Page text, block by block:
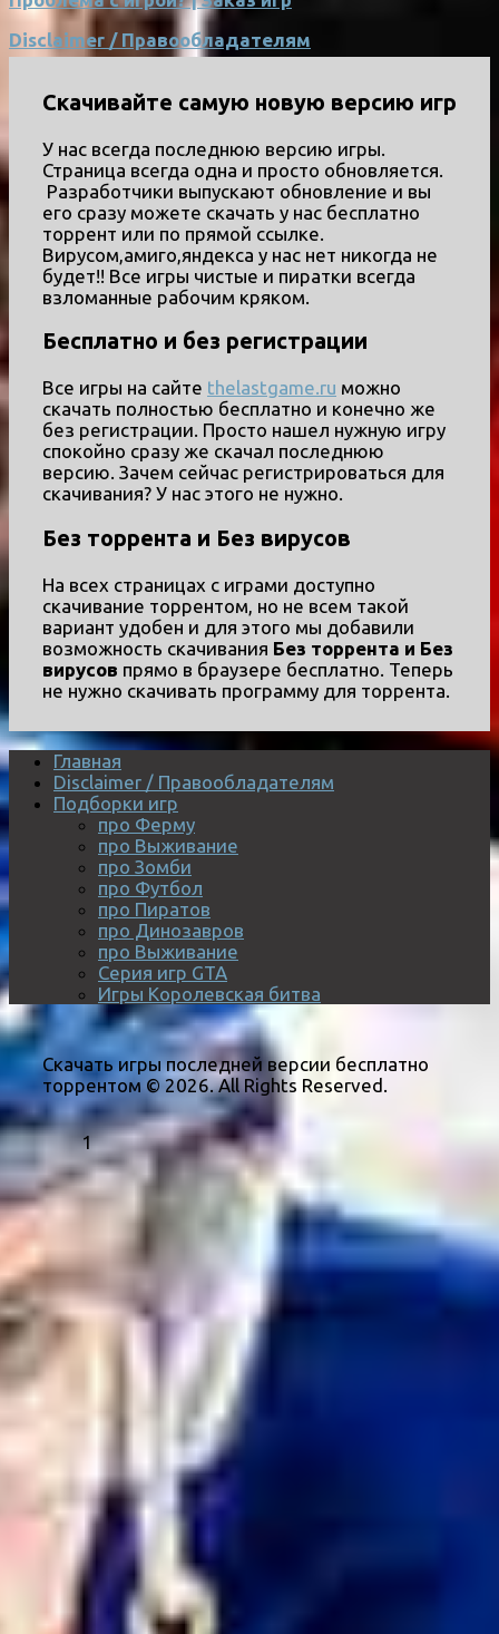
Disclaimer / Правообладателям
Скачивайте самую новую версию игр
У нас всегда последнюю версию игры.
Страница всегда одна и просто обновляется.
Разработчики выпускают обновление и вы
его сразу можете скачать у нас бесплатно
торрент или по прямой ссылке.
Вирусом,амиго,яндекса у нас нет никогда не
будет!! Все игры чистые и пиратки всегда
взломанные рабочим кряком.
Бесплатно и без регистрации
Все игры на сайте thelastgame.ru можно
скачать полностью бесплатно и конечно же
без регистрации. Просто нашел нужную игру
спокойно сразу же скачал последнюю
версию. Зачем сейчас регистрироваться для
скачивания? У нас этого не нужно.
Без торрента и Без вирусов
На всех страницах с играми доступно
скачивание торрентом, но не всем такой
вариант удобен и для этого мы добавили
возможность скачивания Без торрента и Без
вирусов прямо в браузере бесплатно. Теперь
не нужно скачивать программу для торрента.
Главная
Disclaimer / Правообладателям
Подборки игр
про Ферму
про Выживание
про Зомби
про Футбол
про Пиратов
про Динозавров
про Выживание
Серия игр GTA
Игры Королевская битва
Скачать игры последней версии бесплатно
торрентом © 2026. All Rights Reserved.
1